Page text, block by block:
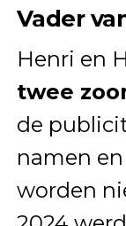
Vader
Henri en
twee
de
namen
worden